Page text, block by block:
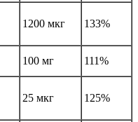
1200 мкг 133%
100 мг 111%
25 мкг 125%